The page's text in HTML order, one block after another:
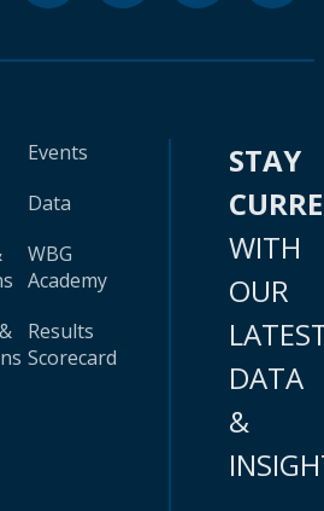
Events
Data
WBG
Academy
Results
Scorecard
STAY
WITH
OUR
DATA
&